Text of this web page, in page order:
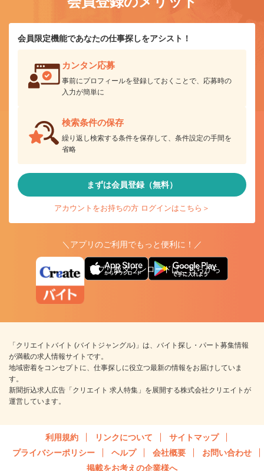
会員限定機能であなたの仕事探しをアシスト！
カンタン応募
事前にプロフィールを登録しておくことで、応募時の
入力が簡単に
検索条件の保存
繰り返し検索する条件を保存して、条件設定の手間を
省略
まずは会員登録（無料）
アカウントをお持ちの方 ログインはこちら＞
＼アプリのご利用でもっと便利に！／
アプリ版ダウンロードはこちらから
「クリエイトバイト (バイトジャングル)」は、バイト探し・パート募集情報
が満載の求人情報サイトです。
地域密着をコンセプトに、仕事探しに役立つ最新の情報をお届けしていま
す。
新聞折込求人広告「クリエイト 求人特集」を展開する株式会社クリエイトが
運営しています。
利用規約 リンクについて
サイトマップ
プライバシーポリシー
ヘルプ 会社概要
お問い合わせ
掲載をお考えの企業様へ